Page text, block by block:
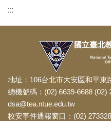
:::
國立臺北
National
地址：106台北市大安區和平東
總機號碼：(02) 6639-6688 (02)
dsa@tea.ntue.edu.tw
校安事件通報窗口：(02)